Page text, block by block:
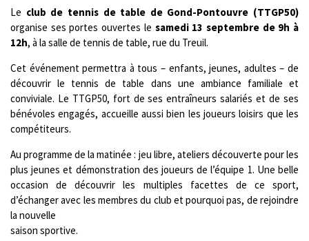
Le club de tennis de table de Gond-Pontouvre (TTGP50)
organise ses portes ouvertes le samedi 13 septembre de 9h à
12h, à la salle de tennis de table, rue du Treuil.
Cet événement permettra à tous – enfants, jeunes, adultes – de
découvrir le tennis de table dans une ambiance familiale et
conviviale. Le TTGP50, fort de ses entraîneurs salariés et de ses
bénévoles engagés, accueille aussi bien les joueurs loisirs que les
compétiteurs.
Au programme de la matinée : jeu libre, ateliers découverte pour les
plus jeunes et démonstration des joueurs de l’équipe 1. Une belle
occasion de découvrir les multiples facettes de ce sport,
d’échanger avec les membres du club et pourquoi pas, de rejoindre
la nouvelle
saison sportive.